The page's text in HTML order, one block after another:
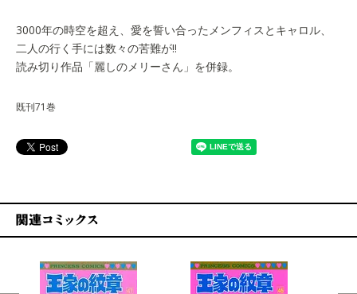
3000年の時空を超え、愛を誓い合ったメンフィスとキャロル、
二人の行く手には数々の苦難が!!
読み切り作品「麗しのメリーさん」を併録。
既刊71巻